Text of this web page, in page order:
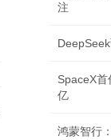
注
SpaceX
亿
鸿蒙智行